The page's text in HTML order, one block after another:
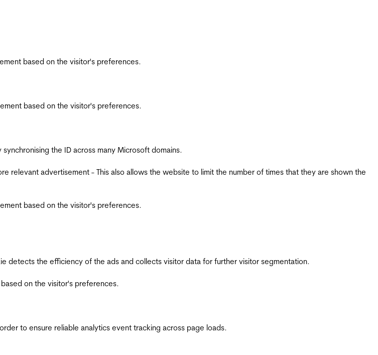
based on the visitor's preferences.
based on the visitor's preferences.
the ID across many Microsoft domains.
relevant advertisement - This also allows the website to limit the number of times that they are shown the
based on the visitor's preferences.
detects the efficiency of the ads and collects visitor data for further visitor segmentation.
on the visitor's preferences.
to ensure reliable analytics event tracking across page loads.